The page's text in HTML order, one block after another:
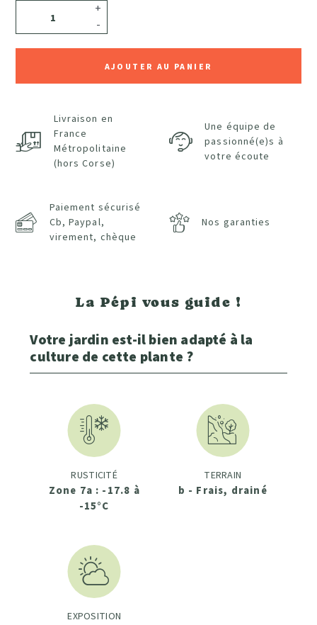
-
+
AJOUTER AU PANIER
Livraison en
France
Métropolitaine
(hors Corse)
Une équipe de
passionné(e)s à
votre écoute
Paiement sécurisé
Cb, Paypal,
virement, chèque
Nos garanties
La Pépi vous guide !
Votre jardin est-il bien adapté à la
culture de cette plante ?
RUSTICITÉ
Zone 7a : -17.8 à
-15°C
TERRAIN
b - Frais, drainé
EXPOSITION